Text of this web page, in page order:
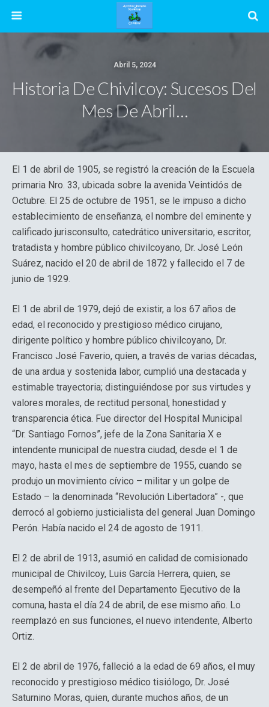
Abril 5, 2024
Historia De Chivilcoy: Sucesos Del
Mes De Abril…
El 1 de abril de 1905, se registró la creación de la Escuela
primaria Nro. 33, ubicada sobre la avenida Veintidós de
Octubre. El 25 de octubre de 1951, se le impuso a dicho
establecimiento de enseñanza, el nombre del eminente y
calificado jurisconsulto, catedrático universitario, escritor,
tratadista y hombre público chivilcoyano, Dr. José León
Suárez, nacido el 20 de abril de 1872 y fallecido el 7 de
junio de 1929.
El 1 de abril de 1979, dejó de existir, a los 67 años de
edad, el reconocido y prestigioso médico cirujano,
dirigente político y hombre público chivilcoyano, Dr.
Francisco José Faverio, quien, a través de varias décadas,
de una ardua y sostenida labor, cumplió una destacada y
estimable trayectoria; distinguiéndose por sus virtudes y
valores morales, de rectitud personal, honestidad y
transparencia ética. Fue director del Hospital Municipal
“Dr. Santiago Fornos”, jefe de la Zona Sanitaria X e
intendente municipal de nuestra ciudad, desde el 1 de
mayo, hasta el mes de septiembre de 1955, cuando se
produjo un movimiento cívico – militar y un golpe de
Estado – la denominada “Revolución Libertadora” -, que
derrocó al gobierno justicialista del general Juan Domingo
Perón. Había nacido el 24 de agosto de 1911.
El 2 de abril de 1913, asumió en calidad de comisionado
municipal de Chivilcoy, Luis García Herrera, quien, se
desempeñó al frente del Departamento Ejecutivo de la
comuna, hasta el día 24 de abril, de ese mismo año. Lo
reemplazó en sus funciones, el nuevo intendente, Alberto
Ortiz.
El 2 de abril de 1976, falleció a la edad de 69 años, el muy
reconocido y prestigioso médico tisiólogo, Dr. José
Saturnino Moras, quien, durante muchos años, de un